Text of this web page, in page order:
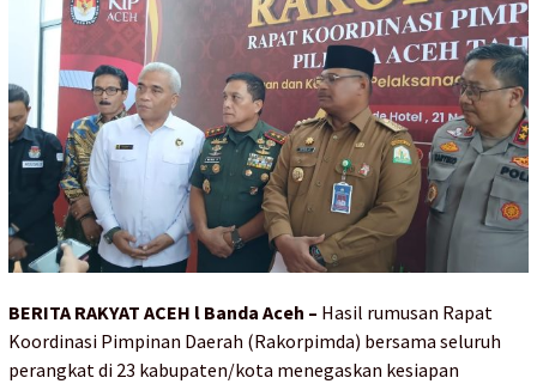
BERITA RAKYAT ACEH l Banda Aceh – Hasil rumusan Rapat
Koordinasi Pimpinan Daerah (Rakorpimda) bersama seluruh
perangkat di 23 kabupaten/kota menegaskan kesiapan